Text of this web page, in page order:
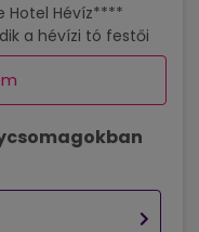
Hotel Hévíz****
a hévízi tó festői
varázslatos,
200 méterre
165 igényesen
szobával, illetve
és felfrissülésre
tágas
vannak berendezve.